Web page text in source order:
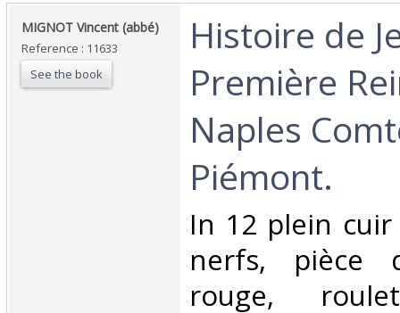
‎MIGNOT Vincent (abbé) ‎
Reference : 11633
See the book
‎Histoire de
Première
Naples
Piémont. ‎
‎In 12 plein
nerfs, pièce
rouge,